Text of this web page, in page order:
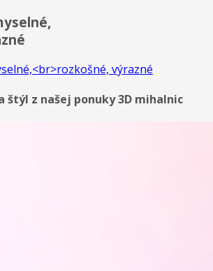
štýl z našej ponuky 3D mihalnic